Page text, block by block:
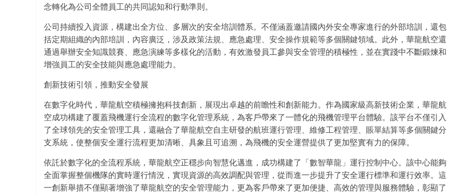
念轉化為公司全體員工的共同認知和行動準則。
公司持續投入資源，構建出全方位、多層次的安全培訓體系。不僅涵蓋邀請國內外安全專家進行的外部培訓，還包
括定期組織的內部培訓，內容廣泛，涉及政策法規、應急處理、安全操作規範等多個關鍵領域。此外，華龍航空還
通過舉辦安全知識競賽、應急演練等多樣化的活動，有效激發員工參與安全管理的積極性，並在實踐中不斷鍛煉和
增強員工的安全技能與應急處理能力。
創新技術引領，推動安全發展
在數字化時代，華龍航空積極擁抱科技創新，展現出卓越的前瞻性和創新能力。作為國家級高新技術企業，華龍航
空成功構建了覆蓋飛機運行全流程的數字化管理系統，為客戶帶來了一體化的飛機管理平台體驗。該平台不僅引入
了全球領先的安全管理工具，還融合了華龍航空自主研發的航班運行管理、維修工程管理、賬單結算等多個關鍵分
支系統，使整個安全運行流程更加清晰、具象且可追溯，為飛機的安全運營提供了更加堅實有力的保障。
依託於數字化的全流程系統，華龍航空正穩步向智慧化邁進，成功構建了「數智華龍」運行控制中心。該中心能夠
全面掌握整個機隊的實時運行情況，實現資源的高效調配與管理，從而進一步提升了安全運行標準和運行效率。這
一創新舉措不僅顯著增強了華龍航空的安全管理能力，更為客戶帶來了更加便捷、高效的管理與服務體驗，彰顯了